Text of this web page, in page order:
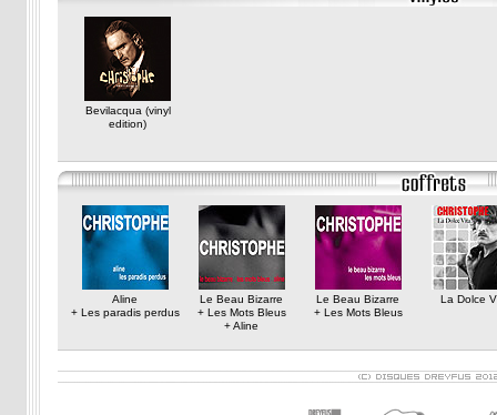
Bevilacqua (vinyl
edition)
Aline
+ Les paradis perdus
Le Beau Bizarre
+ Les Mots Bleus
+ Aline
Le Beau Bizarre
+ Les Mots Bleus
La Dolce